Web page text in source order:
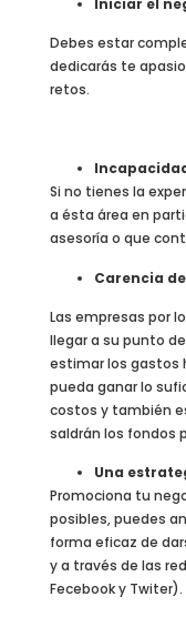
Iniciar el
Debes estar
dedicarás te
retos.
Si no tienes la
a ésta área en
asesoría o que
Carencia
Las empresas por
llegar a su punto
estimar los gastos
pueda ganar lo
costos y también
saldrán los fondos
Una
Promociona tu
posibles, puedes
forma eficaz de
y a través de las
Fecebook y Twiter).